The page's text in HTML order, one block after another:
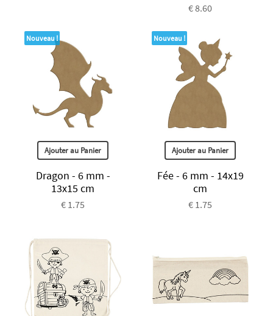
€ 8.60
Nouveau !
Ajouter au Panier
Dragon - 6 mm -
13x15 cm
€ 1.75
Nouveau !
Ajouter au Panier
Fée - 6 mm - 14x19
cm
€ 1.75